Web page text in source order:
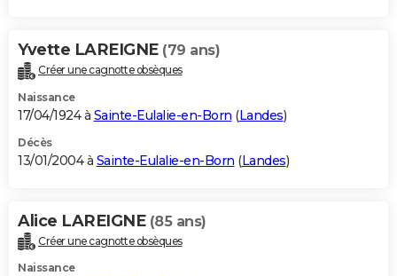
Yvette LAREIGNE (79 ans)
Créer une cagnotte obsèques
Naissance
17/04/1924 à Sainte-Eulalie-en-Born (Landes)
Décès
13/01/2004 à Sainte-Eulalie-en-Born (Landes)
Alice LAREIGNE (85 ans)
Créer une cagnotte obsèques
Naissance